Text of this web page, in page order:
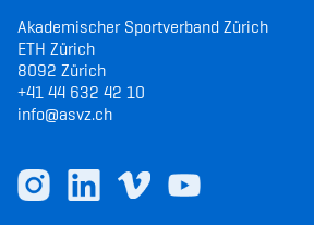
Akademischer Sportverband Zürich
ETH Zürich
8092 Zürich
+41 44 632 42 10
info@asvz.ch